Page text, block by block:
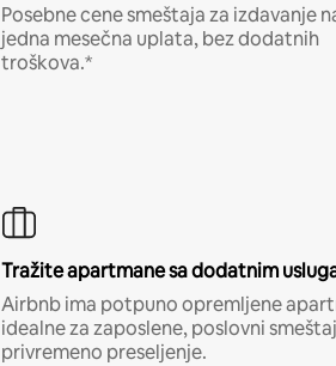
Posebne cene smeštaja za izdavanje
jedna mesečna uplata, bez dodatnih
troškova.*
Tražite apartmane sa dodatnim
Airbnb ima potpuno opremljene
idealne za zaposlene, poslovni
privremeno preseljenje.